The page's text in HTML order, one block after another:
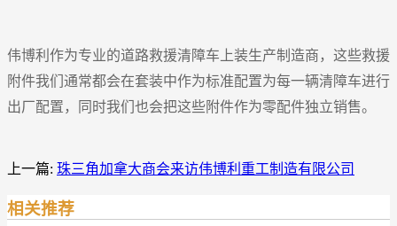
伟博利作为专业的道路救援清障车上装生产制造商，这些救援
附件我们通常都会在套装中作为标准配置为每一辆清障车进行
出厂配置，同时我们也会把这些附件作为零配件独立销售。
上一篇: 珠三角加拿大商会来访伟博利重工制造有限公司
相关推荐